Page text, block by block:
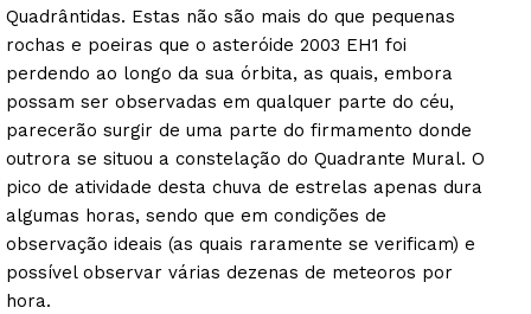
Quadrântidas. Estas não são mais do que pequenas
rochas e poeiras que o asteróide 2003 EH1 foi
perdendo ao longo da sua órbita, as quais, embora
possam ser observadas em qualquer parte do céu,
parecerão surgir de uma parte do firmamento donde
outrora se situou a constelação do Quadrante Mural. O
pico de atividade desta chuva de estrelas apenas dura
algumas horas, sendo que em condições de
observação ideais (as quais raramente se verificam) e
possível observar várias dezenas de meteoros por
hora.